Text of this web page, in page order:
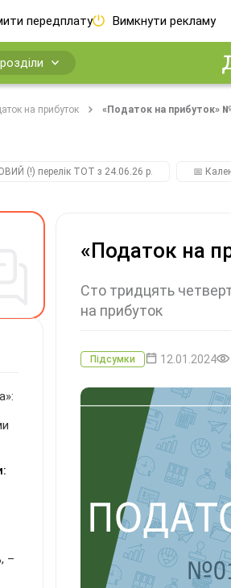
передплату Вимкнути рекламу
на прибуток «Податок на прибуток»
(!) перелік ТОТ з 24.06.26 р. 📅
«Податок на
Сто тридцять
на прибуток
Підсумки 12.01.2024
–